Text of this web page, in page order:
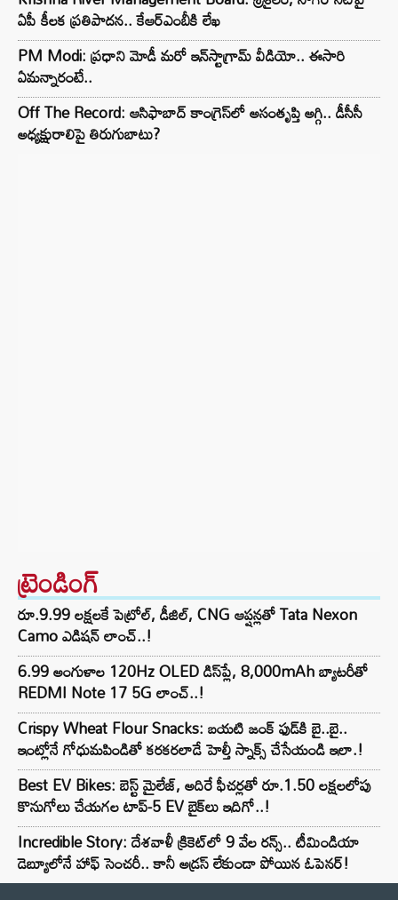
ఏపీ కీలక ప్రతిపాదన.. కేఆర్ఎంబీకి లేఖ
PM Modi: ప్రధాని మోడీ మరో ఇన్‌స్టాగ్రామ్ వీడియో.. ఈసారి
ఏమన్నారంటే..
Off The Record: ఆసిఫాబాద్ కాంగ్రెస్‌లో అసంతృప్తి అగ్గి.. డీసీసీ
అధ్యక్షురాలిపై తిరుగుబాటు?
ట్రెండింగ్‌
రూ.9.99 లక్షలకే పెట్రోల్, డీజిల్, CNG ఆప్షన్లతో Tata Nexon
Camo ఎడిషన్ లాంచ్..!
6.99 అంగుళాల 120Hz OLED డిస్‌ప్లే, 8,000mAh బ్యాటరీతో
REDMI Note 17 5G లాంచ్..!
Crispy Wheat Flour Snacks: బయటి జంక్ ఫుడ్‌కి బై..బై..
ఇంట్లోనే గోధుమపిండితో కరకరలాడే హెల్తీ స్నాక్స్ చేసేయండి ఇలా.!
Best EV Bikes: బెస్ట్ మైలేజ్, అదిరే ఫీచర్లతో రూ.1.50 లక్షలలోపు
కొనుగోలు చేయగల టాప్-5 EV బైక్‌లు ఇదిగో..!
Incredible Story: దేశవాళీ క్రికెట్‌లో 9 వేల రన్స్.. టీమిండియా
డెబ్యూలోనే హాఫ్ సెంచరీ.. కానీ అడ్రస్ లేకుండా పోయిన ఓపెనర్!